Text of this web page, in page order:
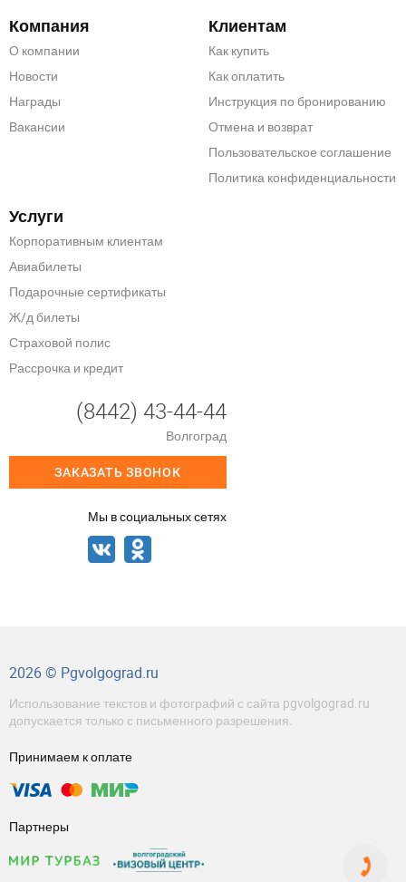
Компания
О компании
Новости
Награды
Вакансии
Клиентам
Как купить
Как оплатить
Инструкция по бронированию
Отмена и возврат
Пользовательское соглашение
Политика конфиденциальности
Услуги
Корпоративным клиентам
Авиабилеты
Подарочные сертификаты
Ж/д билеты
Страховой полис
Рассрочка и кредит
(8442) 43-44-44
Волгоград
ЗАКАЗАТЬ ЗВОНОК
Мы в социальных сетях
2026 © Pgvolgograd.ru
Использование текстов и фотографий с сайта pgvolgograd.ru
допускается только с письменного разрешения.
Принимаем к оплате
Партнеры